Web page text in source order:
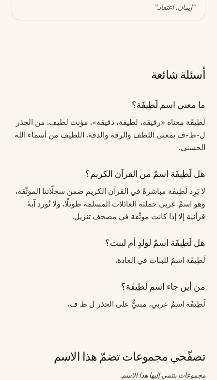
“إيمان، اعتقاد.”
أسئلة شائعة
ما معنى اسم لَطِيفَة؟
لَطِيفَة معناه «رقيقة، لطيفة، دقيقة». مؤنث لطيف. من الجذر
ل-ط-ف بمعنى اللطف والرقة والدقة. اللطيف من أسماء الله
الحسنى.
هل لَطِيفَة اسمٌ من القرآن الكريم؟
لا يَرِد لَطِيفَة مباشرةً في القرآن الكريم ضمن سجلّاتنا الموثّقة،
وهو اسمٌ عربي حملته العائلات المسلمة طويلًا. ولا نُورد آيةً
قرآنية إلا إذا كانت موثّقة في مصحف تنزيل.
هل لَطِيفَة اسمٌ لولدٍ أم لبنت؟
لَطِيفَة اسمٌ للبنات في العادة.
من أين جاء اسم لَطِيفَة؟
لَطِيفَة اسمٌ عربي، مبنيٌّ على الجذر ل ط ف.
تصفّحي مجموعات تضمّ هذا الاسم
مجموعات ينتمي إليها هذا الاسم.